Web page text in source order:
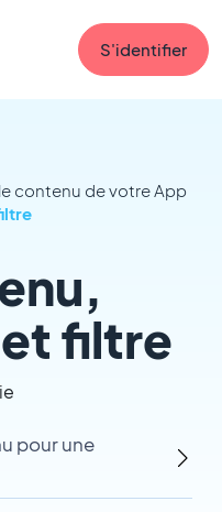
S'identifier
contenu de votre App
filtre
pour une